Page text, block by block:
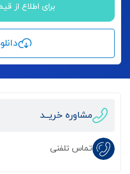
برای اطلاع از
مشاوره خریــد
تماس تلفنی